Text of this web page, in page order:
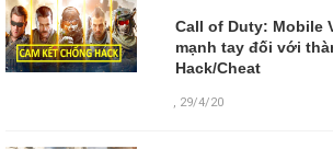
Call of Duty: Mobile
mạnh tay đối với
Hack/Cheat
, 29/4/20